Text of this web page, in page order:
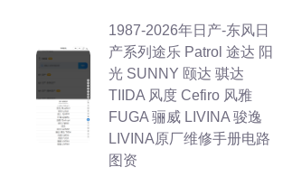
1987-2026年日产-东风日
产系列途乐 Patrol 途达 阳
光 SUNNY 颐达 骐达
TIIDA 风度 Cefiro 风雅
FUGA 骊威 LIVINA 骏逸
LIVINA原厂维修手册电路
图资